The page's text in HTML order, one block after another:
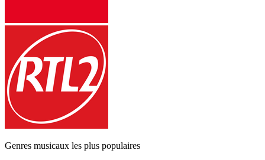
Genres musicaux les plus populaires